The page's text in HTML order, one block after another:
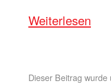
Weiterlesen
Dieser Beitrag wurde